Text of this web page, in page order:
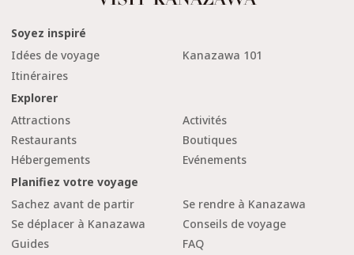
Soyez inspiré
Idées de voyage
Kanazawa 101
Itinéraires
Explorer
Attractions
Activités
Restaurants
Boutiques
Hébergements
Evénements
Planifiez votre voyage
Sachez avant de partir
Se rendre à Kanazawa
Se déplacer à Kanazawa
Conseils de voyage
Guides
FAQ